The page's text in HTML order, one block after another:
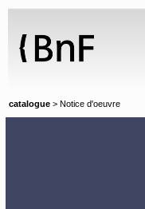
catalogue > Notice d'oeuvre